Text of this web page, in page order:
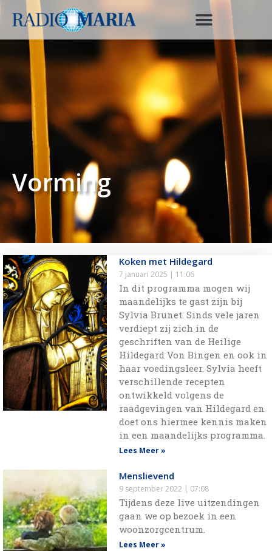
Vorming
Koken met Hildegard
7 januari 2025 11:06
In dit programma mogen wij
maandelijks te gast zijn bij
Sylvia Brunet. Sinds vele jaren
verdiept zij zich in de
geschriften van de Heilige
Hildegard Von Bingen en ook in
haar voedingsleer. Sylvia heeft
verschillende recepten
ontwikkeld volgens de
raadgevingen van Hildegard en
doet ons hiermee kennis maken
in een maandelijks programma.
Lees Meer »
Menslievend
9 september 2022 07:08
Tijdens deze live uitzendingen
gaan we op bezoek in een
woonzorgcentrum.
Lees Meer »